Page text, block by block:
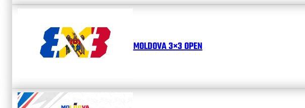
MOLDOVA 3×3 OPEN